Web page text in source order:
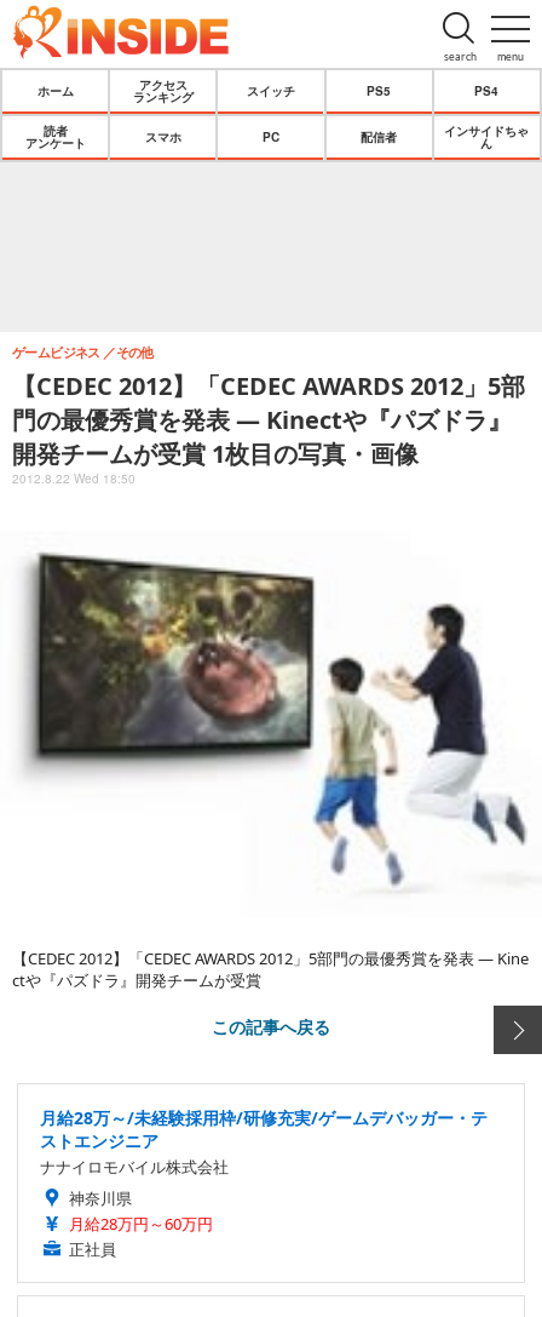
menu
search
ホーム
アクセス
ランキング
スイッチ PS5 PS4
読者
アンケート
スマホ PC 配信者
インサイドちゃ
ん
【CEDEC 2012】「CEDEC AWARDS 2012」5部
門の最優秀賞を発表 ― Kinectや『パズドラ』
開発チームが受賞 1枚目の写真・画像
ゲームビジネス その他
2012.8.22 Wed 18:50
【CEDEC 2012】「CEDEC AWARDS 2012」5部門の最優秀賞を発表 ― Kine
ctや『パズドラ』開発チームが受賞
この記事へ戻る
月給28万～/未経験採用枠/研修充実/ゲームデバッガー・テ
ストエンジニア
ナナイロモバイル株式会社
神奈川県
月給28万円～60万円
正社員